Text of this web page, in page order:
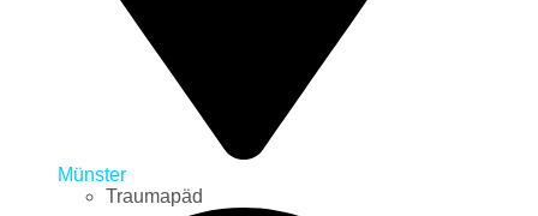
Münster
Traumapäd